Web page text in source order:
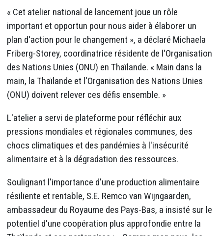
« Cet atelier national de lancement joue un rôle
important et opportun pour nous aider à élaborer un
plan d'action pour le changement », a déclaré Michaela
Friberg-Storey, coordinatrice résidente de l'Organisation
des Nations Unies (ONU) en Thaïlande. « Main dans la
main, la Thaïlande et l'Organisation des Nations Unies
(ONU) doivent relever ces défis ensemble. »
L'atelier a servi de plateforme pour réfléchir aux
pressions mondiales et régionales communes, des
chocs climatiques et des pandémies à l'insécurité
alimentaire et à la dégradation des ressources.
Soulignant l'importance d'une production alimentaire
résiliente et rentable, S.E. Remco van Wijngaarden,
ambassadeur du Royaume des Pays-Bas, a insisté sur le
potentiel d'une coopération plus approfondie entre la